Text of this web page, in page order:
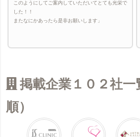
このようにしてご案内していただいてとても光栄で
した！！
またなにかあったら是非お願いします」
掲載企業１０２社
順）